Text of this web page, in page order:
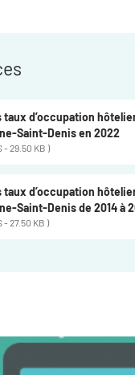
taux d’occupation
Saint-Denis en 2022
- 29.50 KB )
taux d’occupation
Saint-Denis de 2014 à
- 27.50 KB )